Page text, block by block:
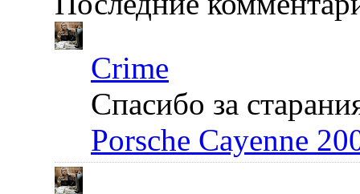
Crime
Спасибо за
Porsche Cayenne